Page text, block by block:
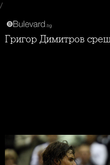
/
Григор Димитров